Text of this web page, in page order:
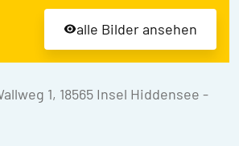
alle Bilder ansehen
1, 18565 Insel Hiddensee -